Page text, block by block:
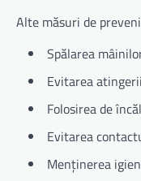
Alte măsuri de
Spălarea
Evitarea
Folosirea de
Evitarea
Menținerea